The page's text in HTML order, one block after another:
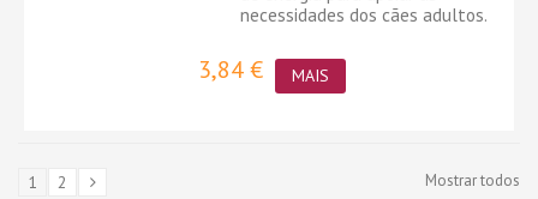
necessidades dos cães adultos.
3,84 € MAIS
Mostrar todos
1 2